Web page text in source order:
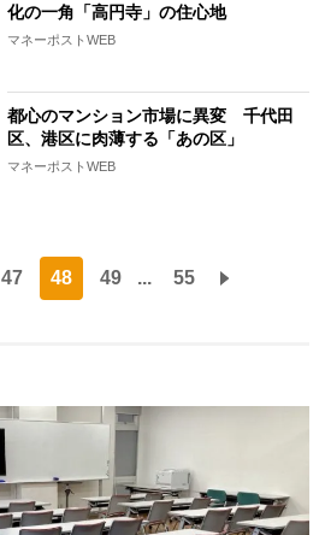
化の一角「高円寺」の住心地
マネーポストWEB
都心のマンション市場に異変 千代田
区、港区に肉薄する「あの区」
マネーポストWEB
47 48 49 ... 55